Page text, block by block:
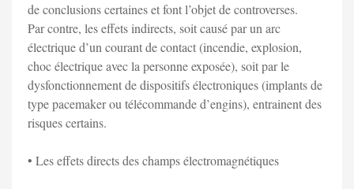
de conclusions certaines et font l’objet de controverses.
Par contre, les effets indirects, soit causé par un arc
électrique d’un courant de contact (incendie, explosion,
choc électrique avec la personne exposée), soit par le
dysfonctionnement de dispositifs électroniques (implants de
type pacemaker ou télécommande d’engins), entrainent des
risques certains.
• Les effets directs des champs électromagnétiques